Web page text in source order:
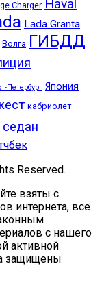
Charger Haval
Lada Granta
Волга ГИБДД
Петербург Япония
кабриолет
седан
Reserved.
взяты с
интернета, все
с нашего
активной
защищены